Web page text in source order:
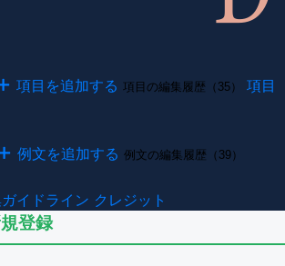
項目を追加する 項目の編集履歴（35）
項目
例文を追加する 例文の編集履歴（39）
イドライン クレジット
登録